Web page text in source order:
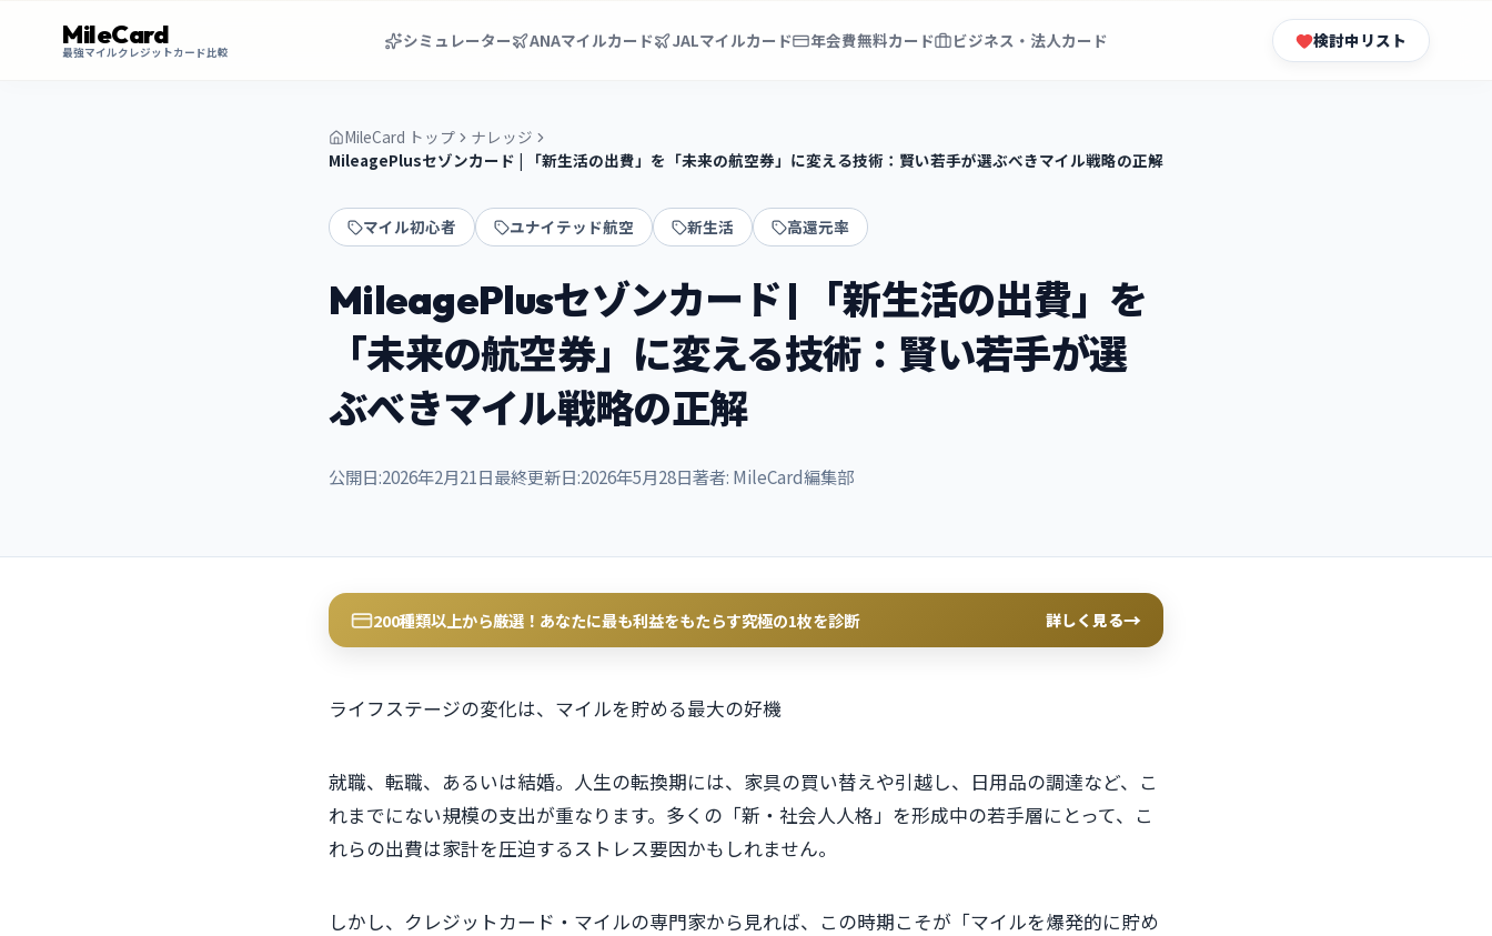
MileCard
最強マイルクレジットカード比較
シミュレーター ANAマイルカード JALマイルカード 年会費無料カード ビジネス・法人カード 検討中リスト
MileCard トップ
ナレッジ
MileagePlusセゾンカード | 「新生活の出費」を「未来の航空券」に変える技術：賢い若手が選ぶべきマイル戦略の正解
マイル初心者 ユナイテッド航空 新生活 高還元率
MileagePlusセゾンカード | 「新生活の出費」を
「未来の航空券」に変える技術：賢い若手が選
ぶべきマイル戦略の正解
公開日:2026年2月21日最終更新日:2026年5月28日著者: MileCard編集部
200種類以上から厳選！あなたに最も利益をもたらす究極の1枚を診断 詳しく見る→
ライフステージの変化は、マイルを貯める最大の好機
就職、転職、あるいは結婚。人生の転換期には、家具の買い替えや引越し、日用品の調達など、こ
れまでにない規模の支出が重なります。多くの「新・社会人人格」を形成中の若手層にとって、こ
れらの出費は家計を圧迫するストレス要因かもしれません。
しかし、クレジットカード・マイルの専門家から見れば、この時期こそが「マイルを爆発的に貯め